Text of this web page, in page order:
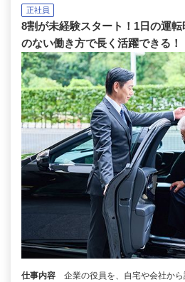
正社員
8割が未経験スタート！1日の運
のない働き方で長く活躍できる！
仕事内容
企業の役員を、自宅や会社か